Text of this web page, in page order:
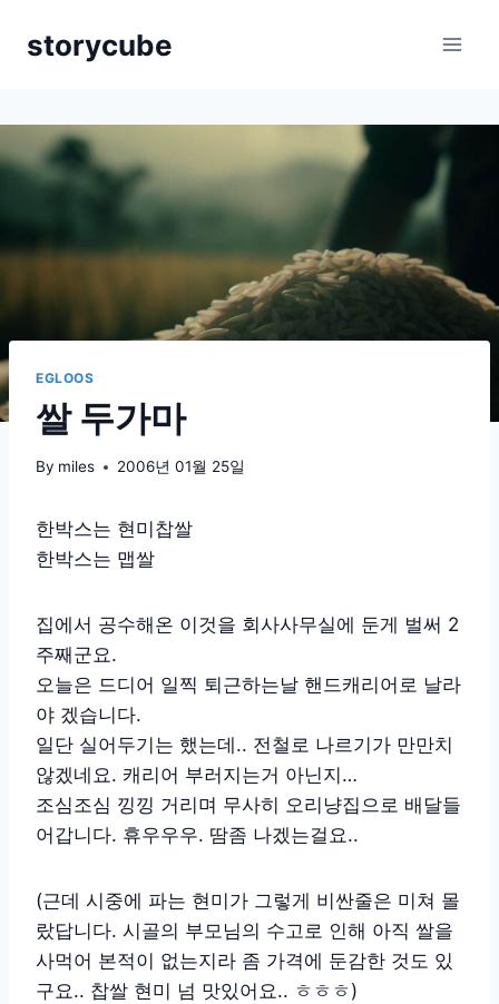
storycube
EGLOOS
쌀 두가마
By miles 2006년 01월 25일
한박스는 현미찹쌀
한박스는 맵쌀
집에서 공수해온 이것을 회사사무실에 둔게 벌써 2
주째군요.
오늘은 드디어 일찍 퇴근하는날 핸드캐리어로 날라
야 겠습니다.
일단 실어두기는 했는데.. 전철로 나르기가 만만치
않겠네요. 캐리어 부러지는거 아닌지…
조심조심 낑낑 거리며 무사히 오리냥집으로 배달들
어갑니다. 휴우우우. 땀좀 나겠는걸요..
(근데 시중에 파는 현미가 그렇게 비싼줄은 미쳐 몰
랐답니다. 시골의 부모님의 수고로 인해 아직 쌀을
사먹어 본적이 없는지라 좀 가격에 둔감한 것도 있
구요.. 찹쌀 현미 넘 맛있어요.. ㅎㅎㅎ)